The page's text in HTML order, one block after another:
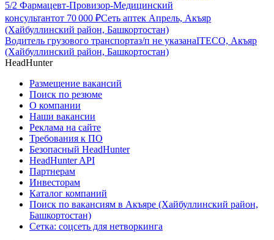
5/2 Фармацевт-Провизор-Медицинский
консультантот 70 000 ₽Сеть аптек Апрель, Акъяр
(Хайбуллинский район, Башкортостан)
Водитель грузового транспортаз/п не указанаITECO, Акъяр
(Хайбуллинский район, Башкортостан)
HeadHunter
Размещение вакансий
Поиск по резюме
О компании
Наши вакансии
Реклама на сайте
Требования к ПО
Безопасный HeadHunter
HeadHunter API
Партнерам
Инвесторам
Каталог компаний
Поиск по вакансиям в Акъяре (Хайбуллинский район,
Башкортостан)
Сетка: соцсеть для нетворкинга